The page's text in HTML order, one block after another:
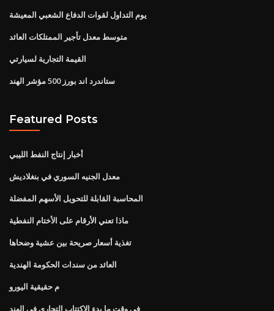
يوم التداول لقوات الدفاع الشعبي المعيشة
متوسط ​​معدل تأجير الممتلكات العائد
القيمة التجارية لسيارتي
ستاندرد اند بورز 500 مؤشر الهند
Featured Posts
أخبار إنتاج النفط الليبي
معدل الجنيه السوري في بنغلاديش
المحاسبة القابلة للتحويل الأسهم المفضلة
ماذا تعني الأرقام على الأختام النفطية
تغذية أسعار صريحة بين عشية وضحاها
العائد من سندات الحكومة الهندية
م حقيقية اليورو
في وقت ما بدء الاكتتاب التجاري في الهند